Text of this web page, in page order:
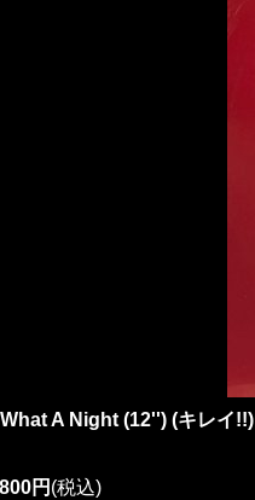
A Night (12'') (キレイ!!)
800円 (税込)